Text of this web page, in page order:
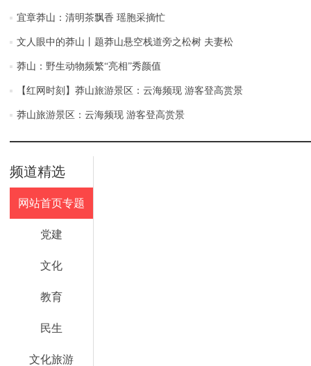
宜章莽山：清明茶飘香 瑶胞采摘忙
文人眼中的莽山丨题莽山悬空栈道旁之松树 夫妻松
莽山：野生动物频繁“亮相”秀颜值
【红网时刻】莽山旅游景区：云海频现 游客登高赏景
莽山旅游景区：云海频现 游客登高赏景
频道精选
网站首页专题
党建
文化
教育
民生
文化旅游